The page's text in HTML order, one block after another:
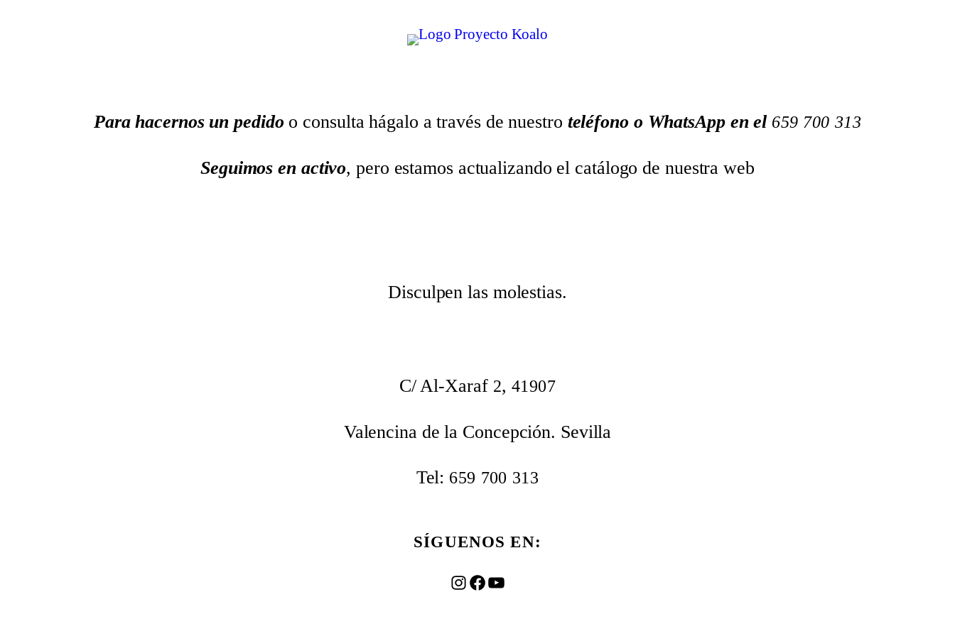
Para hacernos un pedido o consulta hágalo a través de nuestro teléfono o WhatsApp en el 659 700 313
Seguimos en activo, pero estamos actualizando el catálogo de nuestra web
Disculpen las molestias.
C/ Al-Xaraf 2, 41907
Valencina de la Concepción. Sevilla
Tel: 659 700 313
SÍGUENOS EN:
Instagram
Facebook
YouTube